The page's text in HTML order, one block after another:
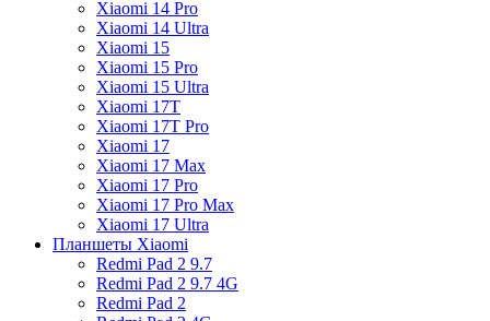
Xiaomi 14 Pro
Xiaomi 14 Ultra
Xiaomi 15
Xiaomi 15 Pro
Xiaomi 15 Ultra
Xiaomi 17T
Xiaomi 17T Pro
Xiaomi 17
Xiaomi 17 Max
Xiaomi 17 Pro
Xiaomi 17 Pro Max
Xiaomi 17 Ultra
Планшеты Xiaomi
Redmi Pad 2 9.7
Redmi Pad 2 9.7 4G
Redmi Pad 2